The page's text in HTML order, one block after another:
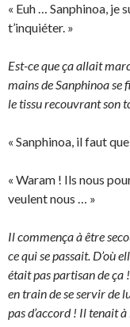
« Euh … Sanphinoa, je
t’inquiéter. »
Est-ce que ça allait
mains de Sanphinoa se
le tissu recouvrant son
« Sanphinoa, il faut
« Waram ! Ils nous
veulent nous … »
Il commença à être
ce qui se passait. D’où
était pas partisan de ça
en train de se servir de
pas d’accord ! Il tenait